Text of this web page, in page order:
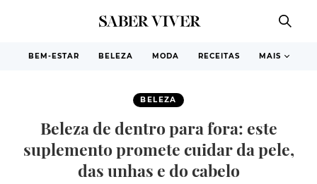
BEM-ESTAR BELEZA MODA RECEITAS MAIS
BELEZA
Beleza de dentro para fora: este
suplemento promete cuidar da pele,
das unhas e do cabelo